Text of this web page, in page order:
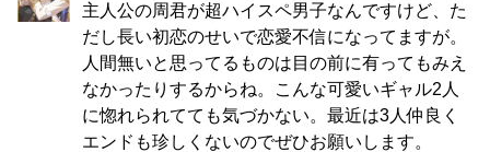
主人公の周君が超ハイスペ男子なんですけど、た
だし長い初恋のせいで恋愛不信になってますが。
人間無いと思ってるものは目の前に有ってもみえ
なかったりするからね。こんな可愛いギャル2人
に惚れられてても気づかない。最近は3人仲良く
エンドも珍しくないのでぜひお願いします。